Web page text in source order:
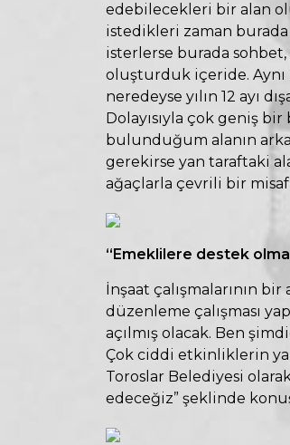
edebilecekleri bir alan
istedikleri zaman burada
isterlerse burada
oluşturduk içeride.
neredeyse yılın 12 ayı
Dolayısıyla çok geniş
bulunduğum alanın
gerekirse yan taraftaki
ağaçlarla çevrili bir
“Emeklilere destek
İnşaat çalışmalarının
düzenleme çalışması
açılmış olacak. Ben
Çok ciddi etkinliklerin
Toroslar Belediyesi
edeceğiz” şeklinde